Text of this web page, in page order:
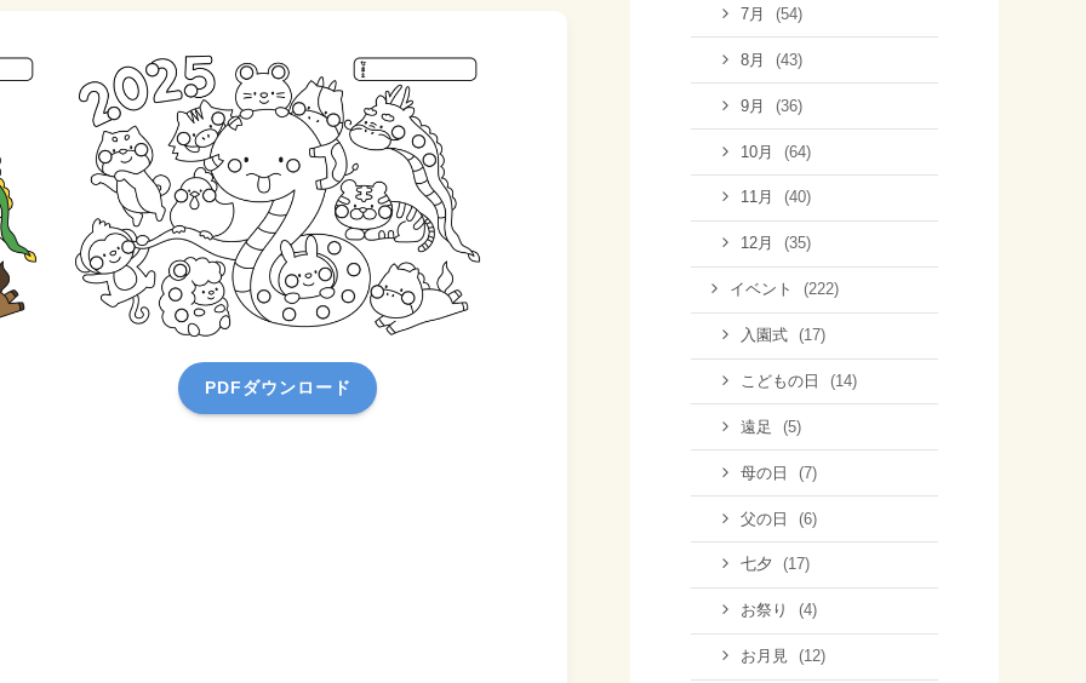
PDFダウンロード
7月 (54)
8月 (43)
9月 (36)
10月 (64)
11月 (40)
12月 (35)
イベント (222)
入園式 (17)
こどもの日 (14)
遠足 (5)
母の日 (7)
父の日 (6)
七夕 (17)
お祭り (4)
お月見 (12)